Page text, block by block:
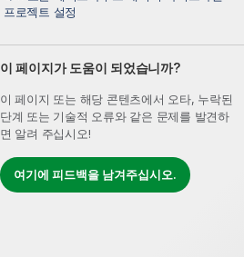
프로젝트 설정
이 페이지가 도움이 되었습니까?
이 페이지 또는 해당 콘텐츠에서 오타, 누락된
단계 또는 기술적 오류와 같은 문제를 발견하
면 알려 주십시오!
여기에 피드백을 남겨주십시오.